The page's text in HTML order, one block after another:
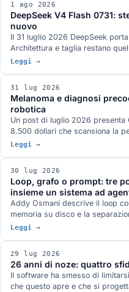
1 ago 2026
DeepSeek V4 Flash 0731:
nuovo
Il 31 luglio 2026 DeepSeek
Architettura e taglia restano
e il guadagno viene tutto dal
antirez.
Leggi →
31 lug 2026
Melanoma e diagnosi
robotica
Un post di luglio 2026 presenta
8.500 dollari che scansiona la
sostiene che il collo di bottiglia
chirurgiche in dermoscopia, il
guidare un ecografo.
Leggi →
30 lug 2026
Loop, grafo o prompt: tre
insieme un sistema ad
Addy Osmani descrive il loop
memoria su disco e la
paper di aprile propone di
conversazioni per condizione, e
Anthropic quantifica il conto: 4
agente, 15 per un sistema multi-
Leggi →
29 lug 2026
26 anni di noze: quattro
Il software ha smesso di
che questo apre e che si